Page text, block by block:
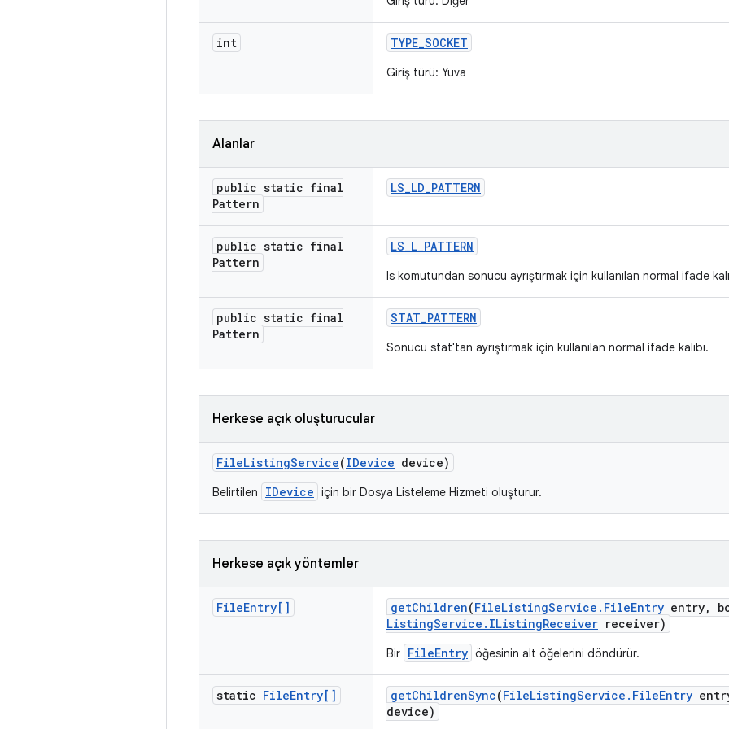
int TYPE_SOCKET
Giriş türü: Yuva
Alanlar
public static final
Pattern
LS_LD_PATTERN
public static final
Pattern
LS_L_PATTERN
ls komutundan sonucu ayrıştırmak için kullanılan normal ifade
public static final
Pattern
STAT_PATTERN
Sonucu stat'tan ayrıştırmak için kullanılan normal ifade kalıbı.
Herkese açık oluşturucular
FileListingService(IDevice device)
Belirtilen IDevice için bir Dosya Listeleme Hizmeti oluşturur.
Herkese açık yöntemler
FileEntry[] getChildren(FileListingService . FileEntry entry,
ListingService . IListingReceiver receiver)
Bir FileEntry öğesinin alt öğelerini döndürür.
static FileEntry[] getChildrenSync(FileListingService . FileEntry
device)